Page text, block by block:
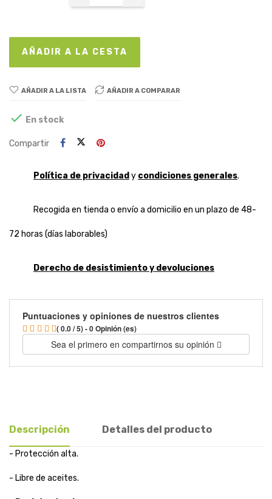
AÑADIR A LA CESTA
AÑADIR A LA LISTA AÑADIR A COMPARAR
 En stock
Compartir
Política de privacidad y condiciones generales.
Recogida en tienda o envío a domicilio en un plazo de 48-
72 horas (días laborables)
Derecho de desistimiento y devoluciones
Puntuaciones y opiniones de nuestros clientes
( 0.0 / 5) - 0 Opinión (es)
Sea el primero en compartirnos su opinión
Descripción Detalles del producto
- Protección alta.
- Libre de aceites.